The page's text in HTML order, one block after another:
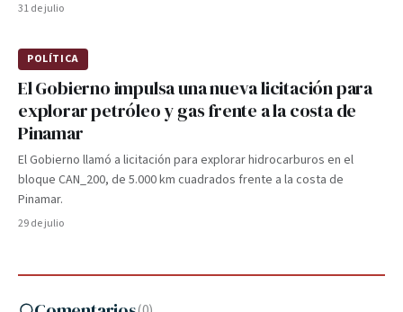
31 de julio
POLÍTICA
El Gobierno impulsa una nueva licitación para
explorar petróleo y gas frente a la costa de
Pinamar
El Gobierno llamó a licitación para explorar hidrocarburos en el
bloque CAN_200, de 5.000 km cuadrados frente a la costa de
Pinamar.
29 de julio